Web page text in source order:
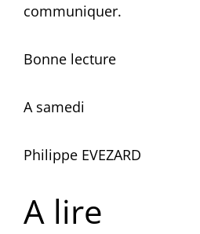
communiquer.
Bonne lecture
A samedi
Philippe EVEZARD
A lire